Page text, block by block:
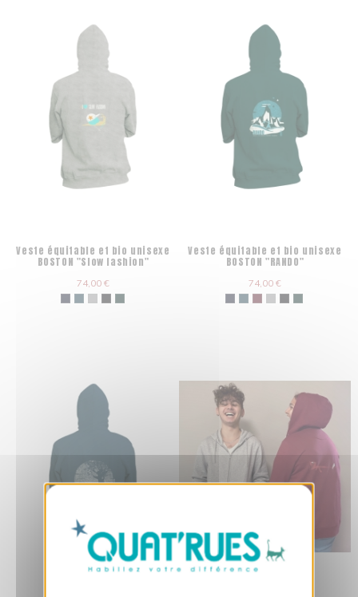
Veste équitable et bio unisexe
BOSTON "Slow fashion"
74,00 €
Veste équitable et bio unisexe
BOSTON "RANDO"
74,00 €